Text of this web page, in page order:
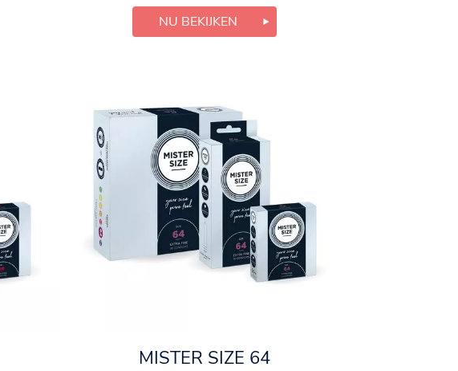
NU BEKIJKEN
MISTER SIZE 64